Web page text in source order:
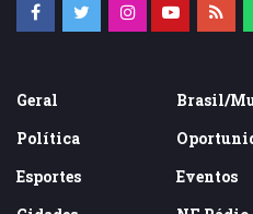
Geral
Política
Esportes
Brasil/
Eventos